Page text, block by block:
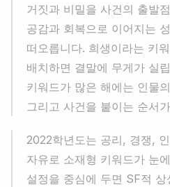
거짓과 비밀을 사건의 출발
공감과 회복으로 이어지는
떠오릅니다. 희생이라는 키
배치하면 결말에 무게가 실
키워드가 많은 해에는 인물
그리고 사건을 붙이는 순서
2022학년도는 공리, 경쟁,
자유로 소재형 키워드가 눈
설정을 중심에 두면 SF적